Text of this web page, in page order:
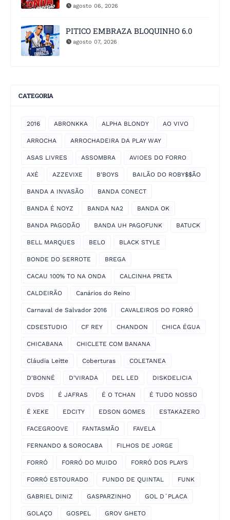
agosto 06, 2026
PITICO EMBRAZA BLOQUINHO 6.0
agosto 07, 2026
CATEGORIA
2016 ABRONKKA ALPHA BLONDY AO VIVO
ARROCHA ARROCHADEIRA DA PLAY WAY
ASAS LIVRES ASSOMBRA AVIOES DO FORRO
AXÉ AZZEVIXE B'BOYS BAILÃO DO ROBY$$ÃO
BANDA A INVASÃO BANDA CONECT
BANDA É NOYZ BANDA NA2 BANDA OK
BANDA PAGODÃO BANDA UH PAGOFUNK BATUCK
BELL MARQUES BELO BLACK STYLE
BONDE DO SERROTE BREGA
CACAU 100% TO NA ONDA CALCINHA PRETA
CALDEIRÃO Canários do Reino
Carnaval de Salvador 2016 CAVALEIROS DO FORRÓ
CDSESTUDIO CF REY CHANDON CHICA ÉGUA
CHICABANA CHICLETE COM BANANA
Cláudia Leitte Coberturas COLETANEA
D'BONNÉ D'VIRADA DEL LED DISKDELICIA
DVDS É JAFRAS É O TCHAN É TUDO NOSSO
É XEKE EDCITY EDSON GOMES ESTAKAZERO
FACEGROOVE FANTASMÃO FAVELA
FERNANDO & SOROCABA FILHOS DE JORGE
FORRÓ FORRÓ DO MUIDO FORRÓ DOS PLAYS
FORRÓ ESTOURADO FUNDO DE QUINTAL FUNK
GABRIEL DINIZ GASPARZINHO GOL D´PLACA
GOLAÇO GOSPEL GROV GHETO